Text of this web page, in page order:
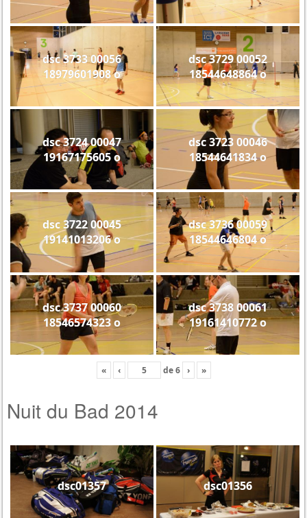
dsc 3733 00056
18979601908 o
dsc 3729 00052
18544648864 o
dsc 3724 00047
19167175605 o
dsc 3723 00046
18544641834 o
dsc 3722 00045
19141013206 o
dsc 3736 00059
18544646804 o
dsc 3737 00060
18546574323 o
dsc 3738 00061
19161410772 o
« ‹ de6 › »
Nuit du Bad 2014
dsc01357 dsc01356